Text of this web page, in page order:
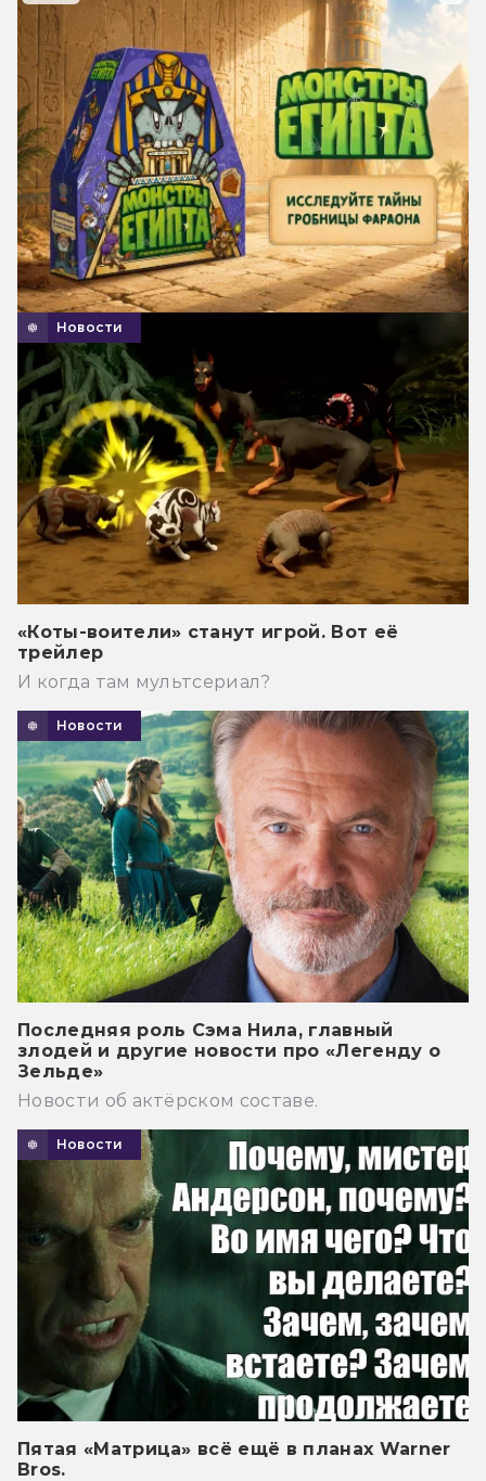
Новости
«Коты-воители» станут игрой. Вот её
трейлер
И когда там мультсериал?
Новости
Последняя роль Сэма Нила, главный
злодей и другие новости про «Легенду о
Зельде»
Новости об актёрском составе.
Новости
Пятая «Матрица» всё ещё в планах Warner
Bros.